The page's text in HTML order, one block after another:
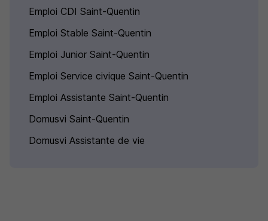
Emploi CDI Saint-Quentin
Emploi Stable Saint-Quentin
Emploi Junior Saint-Quentin
Emploi Service civique Saint-Quentin
Emploi Assistante Saint-Quentin
Domusvi Saint-Quentin
Domusvi Assistante de vie